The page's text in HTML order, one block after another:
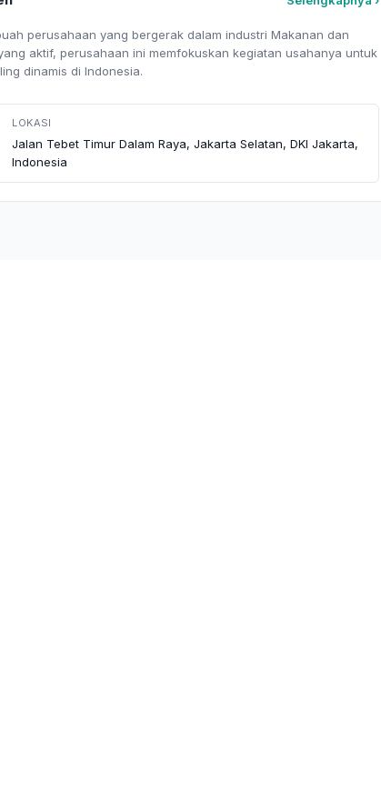
perusahaan yang bergerak dalam industri Makanan dan
aktif, perusahaan ini memfokuskan kegiatan usahanya untuk
dinamis di Indonesia.
LOKASI
Jalan Tebet Timur Dalam Raya, Jakarta Selatan, DKI Jakarta,
Indonesia